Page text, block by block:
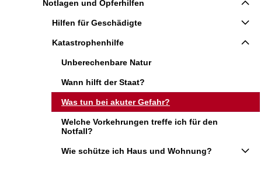
Notlagen und Opferhilfen
Hilfen für Geschädigte
Katastrophenhilfe
Unberechenbare Natur
Wann hilft der Staat?
Was tun bei akuter Gefahr?
Welche Vorkehrungen treffe ich für den
Notfall?
Wie schütze ich Haus und Wohnung?